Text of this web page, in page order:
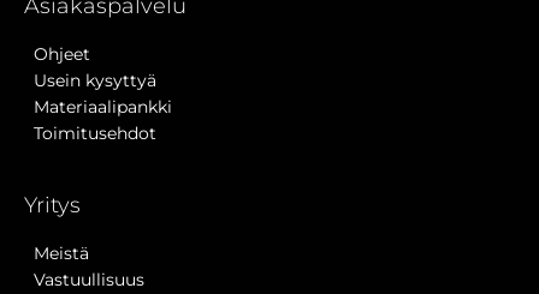
Asiakaspalvelu
Ohjeet
Usein kysyttyä
Materiaalipankki
Toimitusehdot
Yritys
Meistä
Vastuullisuus